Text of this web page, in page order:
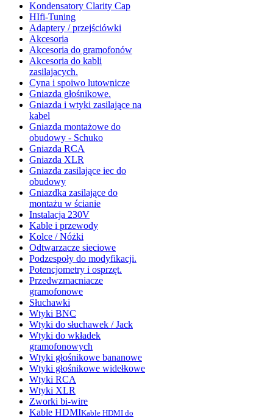
Kondensatory Clarity Cap
HIfi-Tuning
Adaptery / przejściówki
Akcesoria
Akcesoria do gramofonów
Akcesoria do kabli
zasilajacych.
Cyna i spoiwo lutownicze
Gniazda głośnikowe.
Gniazda i wtyki zasilające na
kabel
Gniazda montażowe do
obudowy - Schuko
Gniazda RCA
Gniazda XLR
Gniazda zasilające iec do
obudowy
Gniazdka zasilające do
montażu w ścianie
Instalacja 230V
Kable i przewody
Kolce / Nóżki
Odtwarzacze sieciowe
Podzespoły do modyfikacji.
Potencjometry i osprzęt.
Przedwzmacniacze
gramofonowe
Słuchawki
Wtyki BNC
Wtyki do słuchawek / Jack
Wtyki do wkładek
gramofonowych
Wtyki głośnikowe bananowe
Wtyki głośnikowe widełkowe
Wtyki RCA
Wtyki XLR
Zworki bi-wire
Kable HDMIKable HDMI do